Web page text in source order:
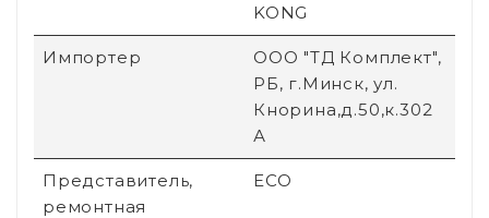
KONG
Импортер
ООО "ТД Комплект",
РБ, г.Минск, ул.
Кнорина,д.50,к.302
А
Представитель,
ремонтная
ECO